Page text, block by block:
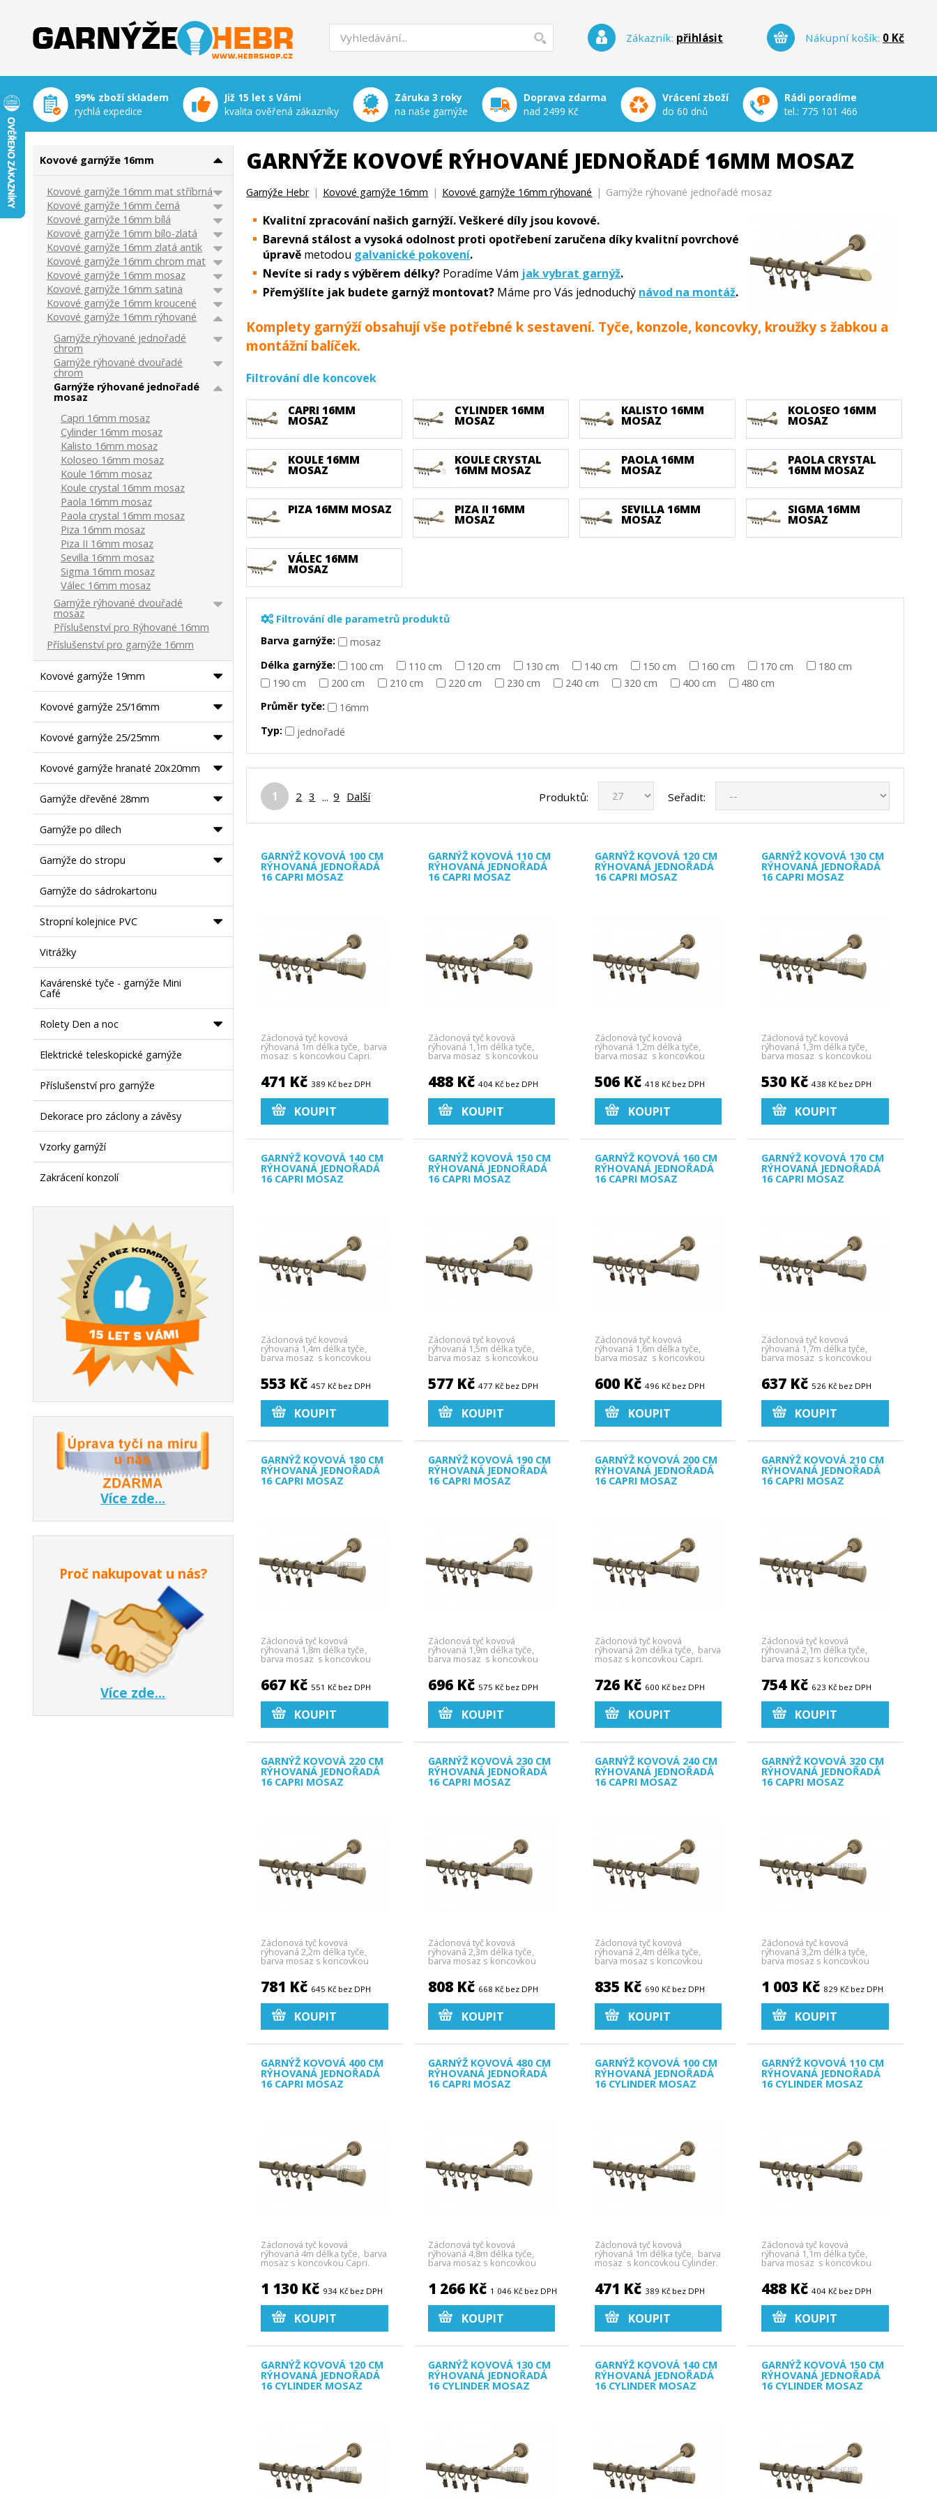
Garnýže Hebr Zákazník: přihlásit Nákupní košík: 0 Kč
99% zboží skladem
rychlá expedice
Již 15 let s Vámi
kvalita ověřená zákazníky
Záruka 3 roky
na naše garnýže
Doprava zdarma
nad 2499 Kč
Vrácení zboží
do 60 dnů
Rádi poradíme
tel.: 775 101 466
GARNÝŽE KOVOVÉ RÝHOVANÉ JEDNOŘADÉ 16MM MOSAZ
Garnýže Hebr | Kovové garnýže 16mm | Kovové garnýže 16mm rýhované | Garnýže rýhované jednořadé mosaz
Kvalitní zpracování našich garnýží. Veškeré díly jsou kovové.
Barevná stálost a vysoká odolnost proti opotřebení zaručena díky kvalitní povrchové
úpravě metodou galvanické pokovení.
Nevíte si rady s výběrem délky? Poradíme Vám jak vybrat garnýž.
Přemýšlíte jak budete garnýž montovat? Máme pro Vás jednoduchý návod na montáž.
Komplety garnýží obsahují vše potřebné k sestavení. Tyče, konzole, koncovky, kroužky s žabkou a
montážní balíček.
Filtrování dle koncovek
CAPRI 16MM
MOSAZ
CYLINDER 16MM
MOSAZ
KALISTO 16MM
MOSAZ
KOLOSEO 16MM
MOSAZ
KOULE 16MM
MOSAZ
KOULE CRYSTAL
16MM MOSAZ
PAOLA 16MM
MOSAZ
PAOLA CRYSTAL
16MM MOSAZ
PIZA 16MM MOSAZ PIZA II 16MM
MOSAZ
SEVILLA 16MM
MOSAZ
SIGMA 16MM
MOSAZ
VÁLEC 16MM
MOSAZ
Filtrování dle parametrů produktů
Barva garnýže:
mosaz
Délka garnýže:
100 cm 110 cm 120 cm 130 cm 140 cm 150 cm 160 cm 170 cm
180 cm
190 cm
200 cm 210 cm 220 cm 230 cm 240 cm 320 cm 400 cm
480 cm
Průměr tyče:
16mm
Typ:
jednořadé
1 2 3 ... 9 Další Seřadit:
Produktů:
GARNÝŽ KOVOVÁ 100 CM
RÝHOVANÁ JEDNOŘADÁ
16 CAPRI MOSAZ
Záclonová tyč kovová
rýhovaná 1m délka tyče, barva
mosaz s koncovkou Capri.
471 Kč 389 Kč bez DPH
KOUPIT
GARNÝŽ KOVOVÁ 110 CM
RÝHOVANÁ JEDNOŘADÁ
16 CAPRI MOSAZ
Záclonová tyč kovová
rýhovaná 1,1m délka tyče,
barva mosaz s koncovkou
488 Kč 404 Kč bez DPH
KOUPIT
GARNÝŽ KOVOVÁ 120 CM
RÝHOVANÁ JEDNOŘADÁ
16 CAPRI MOSAZ
Záclonová tyč kovová
rýhovaná 1,2m délka tyče,
barva mosaz s koncovkou
506 Kč 418 Kč bez DPH
KOUPIT
GARNÝŽ KOVOVÁ 130 CM
RÝHOVANÁ JEDNOŘADÁ
16 CAPRI MOSAZ
Záclonová tyč kovová
rýhovaná 1,3m délka tyče,
barva mosaz s koncovkou
530 Kč438 Kč bez DPH
KOUPIT
GARNÝŽ KOVOVÁ 140 CM
RÝHOVANÁ JEDNOŘADÁ
16 CAPRI MOSAZ
Záclonová tyč kovová
rýhovaná 1,4m délka tyče,
barva mosaz s koncovkou
553 Kč457 Kč bez DPH
KOUPIT
GARNÝŽ KOVOVÁ 150 CM
RÝHOVANÁ JEDNOŘADÁ
16 CAPRI MOSAZ
Záclonová tyč kovová
rýhovaná 1,5m délka tyče,
barva mosaz s koncovkou
577 Kč 477 Kč bez DPH
KOUPIT
GARNÝŽ KOVOVÁ 160 CM
RÝHOVANÁ JEDNOŘADÁ
16 CAPRI MOSAZ
Záclonová tyč kovová
rýhovaná 1,6m délka tyče,
barva mosaz s koncovkou
600 Kč 496 Kč bez DPH
KOUPIT
GARNÝŽ KOVOVÁ 170 CM
RÝHOVANÁ JEDNOŘADÁ
16 CAPRI MOSAZ
Záclonová tyč kovová
rýhovaná 1,7m délka tyče,
barva mosaz s koncovkou
637 Kč526 Kč bez DPH
KOUPIT
GARNÝŽ KOVOVÁ 180 CM
RÝHOVANÁ JEDNOŘADÁ
16 CAPRI MOSAZ
Záclonová tyč kovová
rýhovaná 1,8m délka tyče,
barva mosaz s koncovkou
667 Kč551 Kč bez DPH
KOUPIT
GARNÝŽ KOVOVÁ 190 CM
RÝHOVANÁ JEDNOŘADÁ
16 CAPRI MOSAZ
Záclonová tyč kovová
rýhovaná 1,9m délka tyče,
barva mosaz s koncovkou
696 Kč 575 Kč bez DPH
KOUPIT
GARNÝŽ KOVOVÁ 200 CM
RÝHOVANÁ JEDNOŘADÁ
16 CAPRI MOSAZ
Záclonová tyč kovová
rýhovaná 2m délka tyče, barva
mosaz s koncovkou Capri.
726 Kč 600 Kč bez DPH
KOUPIT
GARNÝŽ KOVOVÁ 210 CM
RÝHOVANÁ JEDNOŘADÁ
16 CAPRI MOSAZ
Záclonová tyč kovová
rýhovaná 2,1m délka tyče,
barva mosaz s koncovkou
754 Kč 623 Kč bez DPH
KOUPIT
GARNÝŽ KOVOVÁ 220 CM
RÝHOVANÁ JEDNOŘADÁ
16 CAPRI MOSAZ
Záclonová tyč kovová
rýhovaná 2,2m délka tyče,
barva mosaz s koncovkou
781 Kč 645 Kč bez DPH
KOUPIT
GARNÝŽ KOVOVÁ 230 CM
RÝHOVANÁ JEDNOŘADÁ
16 CAPRI MOSAZ
Záclonová tyč kovová
rýhovaná 2,3m délka tyče,
barva mosaz s koncovkou
808 Kč 668 Kč bez DPH
KOUPIT
GARNÝŽ KOVOVÁ 240 CM
RÝHOVANÁ JEDNOŘADÁ
16 CAPRI MOSAZ
Záclonová tyč kovová
rýhovaná 2,4m délka tyče,
barva mosaz s koncovkou
835 Kč 690 Kč bez DPH
KOUPIT
GARNÝŽ KOVOVÁ 320 CM
RÝHOVANÁ JEDNOŘADÁ
16 CAPRI MOSAZ
Záclonová tyč kovová
rýhovaná 3,2m délka tyče,
barva mosaz s koncovkou
1 003 Kč 829 Kč bez DPH
KOUPIT
GARNÝŽ KOVOVÁ 400 CM
RÝHOVANÁ JEDNOŘADÁ
16 CAPRI MOSAZ
Záclonová tyč kovová
rýhovaná 4m délka tyče, barva
mosaz s koncovkou Capri.
1 130 Kč 934 Kč bez DPH
KOUPIT
GARNÝŽ KOVOVÁ 480 CM
RÝHOVANÁ JEDNOŘADÁ
16 CAPRI MOSAZ
Záclonová tyč kovová
rýhovaná 4,8m délka tyče,
barva mosaz s koncovkou
1 266 Kč 1 046 Kč bez DPH
KOUPIT
GARNÝŽ KOVOVÁ 100 CM
RÝHOVANÁ JEDNOŘADÁ
16 CYLINDER MOSAZ
Záclonová tyč kovová
rýhovaná 1m délka tyče, barva
mosaz s koncovkou Cylinder.
471 Kč 389 Kč bez DPH
KOUPIT
GARNÝŽ KOVOVÁ 110 CM
RÝHOVANÁ JEDNOŘADÁ
16 CYLINDER MOSAZ
Záclonová tyč kovová
rýhovaná 1,1m délka tyče,
barva mosaz s koncovkou
488 Kč404 Kč bez DPH
KOUPIT
GARNÝŽ KOVOVÁ 120 CM
RÝHOVANÁ JEDNOŘADÁ
16 CYLINDER MOSAZ
GARNÝŽ KOVOVÁ 130 CM
RÝHOVANÁ JEDNOŘADÁ
16 CYLINDER MOSAZ
GARNÝŽ KOVOVÁ 140 CM
RÝHOVANÁ JEDNOŘADÁ
16 CYLINDER MOSAZ
GARNÝŽ KOVOVÁ 150 CM
RÝHOVANÁ JEDNOŘADÁ
16 CYLINDER MOSAZ
Kovové garnýže 16mm
Kovové garnýže 16mm mat stříbrná
Kovové garnýže 16mm černá
Kovové garnýže 16mm bílá
Kovové garnýže 16mm bílo-zlatá
Kovové garnýže 16mm zlatá antik
Kovové garnýže 16mm chrom mat
Kovové garnýže 16mm mosaz
Kovové garnýže 16mm satina
Kovové garnýže 16mm kroucené
Kovové garnýže 16mm rýhované
Garnýže rýhované jednořadé
chrom
Garnýže rýhované dvouřadé
chrom
Garnýže rýhované jednořadé
mosaz
Capri 16mm mosaz
Cylinder 16mm mosaz
Kalisto 16mm mosaz
Koloseo 16mm mosaz
Koule 16mm mosaz
Koule crystal 16mm mosaz
Paola 16mm mosaz
Paola crystal 16mm mosaz
Piza 16mm mosaz
Piza II 16mm mosaz
Sevilla 16mm mosaz
Sigma 16mm mosaz
Válec 16mm mosaz
Garnýže rýhované dvouřadé
mosaz
Příslušenství pro Rýhované 16mm
Příslušenství pro garnýže 16mm
Kovové garnýže 19mm
Kovové garnýže 25/16mm
Kovové garnýže 25/25mm
Kovové garnýže hranaté 20x20mm
Garnýže dřevěné 28mm
Garnýže po dílech
Garnýže do stropu
Garnýže do sádrokartonu
Stropní kolejnice PVC
Vitrážky
Kavárenské tyče - garnýže Mini
Café
Rolety Den a noc
Elektrické teleskopické garnýže
Příslušenství pro garnýže
Dekorace pro záclony a závěsy
Vzorky garnýží
Zakrácení konzolí
Více zde...
Proč nakupovat u nás?
Více zde...